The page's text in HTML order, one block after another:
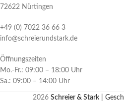
72622 Nürtingen
+49 (0) 7022 36 66 3
info@schreierundstark.de
Öffnungszeiten
Mo.-Fr.: 09:00 – 18:00 Uhr
Sa.: 09:00 – 14:00 Uhr
2026 Schreier & Stark |